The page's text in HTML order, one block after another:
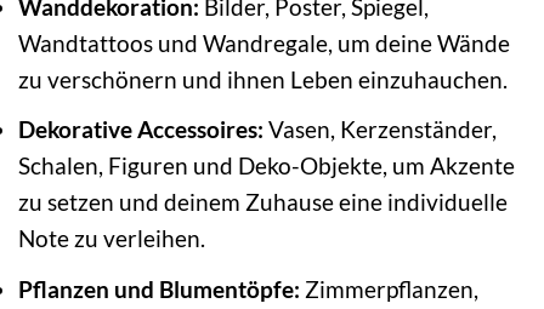
Wanddekoration: Bilder, Poster, Spiegel,
Wandtattoos und Wandregale, um deine Wände
zu verschönern und ihnen Leben einzuhauchen.
Dekorative Accessoires: Vasen, Kerzenständer,
Schalen, Figuren und Deko-Objekte, um Akzente
zu setzen und deinem Zuhause eine individuelle
Note zu verleihen.
Pflanzen und Blumentöpfe: Zimmerpflanzen,